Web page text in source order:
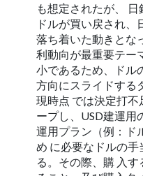
も想定されたが、
ドルが買い戻され、
落ち着いた動きとな
利動向が最重要テー
小であるため、ドル
方向にスライドする
現時点 では決定打不
ープし、USD建運用
運用プラン（例：ド
め に必要なドルの
る。その際、購 入